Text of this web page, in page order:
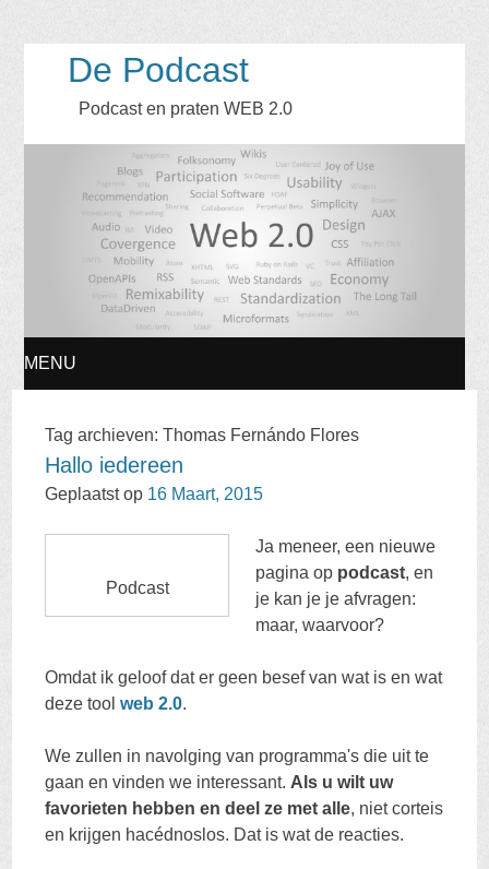
De Podcast
Podcast en praten WEB 2.0
MENU
NAAR
Tag archieven:Thomas Fernándo Flores
Hallo iedereen
Geplaatst op 16 Maart, 2015
Podcast
Ja meneer, een nieuwe
pagina op podcast, en
je kan je je afvragen:
maar, waarvoor?
Omdat ik geloof dat er geen besef van wat is en wat
deze toolweb 2.0.
We zullen in navolging van programma's die uit te
gaan en vinden we interessant. Als u wilt uw
favorieten hebben en deel ze met alle, niet corteis
en krijgen hacédnoslos. Dat is wat de reacties.